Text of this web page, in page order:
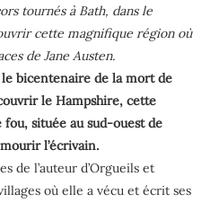
tournés à Bath, dans le
cette magnifique région où
de Jane Austen.
bicentenaire de la mort de
le Hampshire, cette
fou, située au sud-ouest de
l’écrivain.
de l’auteur d’Orgueils et
où elle a vécu et écrit ses